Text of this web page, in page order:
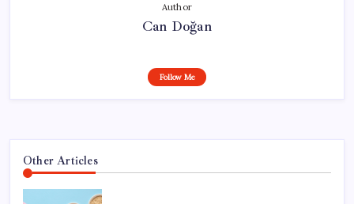
Author
Can Doğan
Follow Me
Other Articles